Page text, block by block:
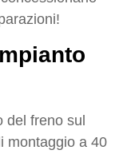
del freno sul
montaggio a 40